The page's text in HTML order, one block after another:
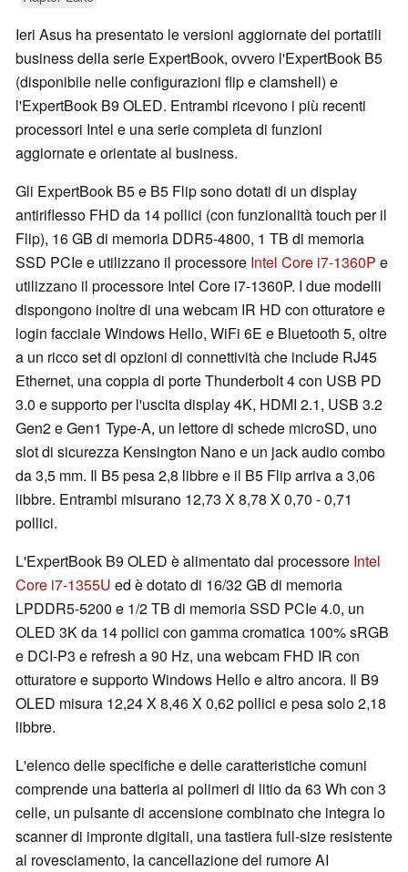
Ieri Asus ha presentato le versioni aggiornate dei portatili
business della serie ExpertBook, ovvero l'ExpertBook B5
(disponibile nelle configurazioni flip e clamshell) e
l'ExpertBook B9 OLED. Entrambi ricevono i più recenti
processori Intel e una serie completa di funzioni
aggiornate e orientate al business.
Gli ExpertBook B5 e B5 Flip sono dotati di un display
antiriflesso FHD da 14 pollici (con funzionalità touch per il
Flip), 16 GB di memoria DDR5-4800, 1 TB di memoria
SSD PCIe e utilizzano il processore Intel Core i7-1360P e
utilizzano il processore Intel Core i7-1360P. I due modelli
dispongono inoltre di una webcam IR HD con otturatore e
login facciale Windows Hello, WiFi 6E e Bluetooth 5, oltre
a un ricco set di opzioni di connettività che include RJ45
Ethernet, una coppia di porte Thunderbolt 4 con USB PD
3.0 e supporto per l'uscita display 4K, HDMI 2.1, USB 3.2
Gen2 e Gen1 Type-A, un lettore di schede microSD, uno
slot di sicurezza Kensington Nano e un jack audio combo
da 3,5 mm. Il B5 pesa 2,8 libbre e il B5 Flip arriva a 3,06
libbre. Entrambi misurano 12,73 X 8,78 X 0,70 - 0,71
pollici.
L'ExpertBook B9 OLED è alimentato dal processore Intel
Core i7-1355U ed è dotato di 16/32 GB di memoria
LPDDR5-5200 e 1/2 TB di memoria SSD PCIe 4.0, un
OLED 3K da 14 pollici con gamma cromatica 100% sRGB
e DCI-P3 e refresh a 90 Hz, una webcam FHD IR con
otturatore e supporto Windows Hello e altro ancora. Il B9
OLED misura 12,24 X 8,46 X 0,62 pollici e pesa solo 2,18
libbre.
L'elenco delle specifiche e delle caratteristiche comuni
comprende una batteria ai polimeri di litio da 63 Wh con 3
celle, un pulsante di accensione combinato che integra lo
scanner di impronte digitali, una tastiera full-size resistente
al rovesciamento, la cancellazione del rumore AI